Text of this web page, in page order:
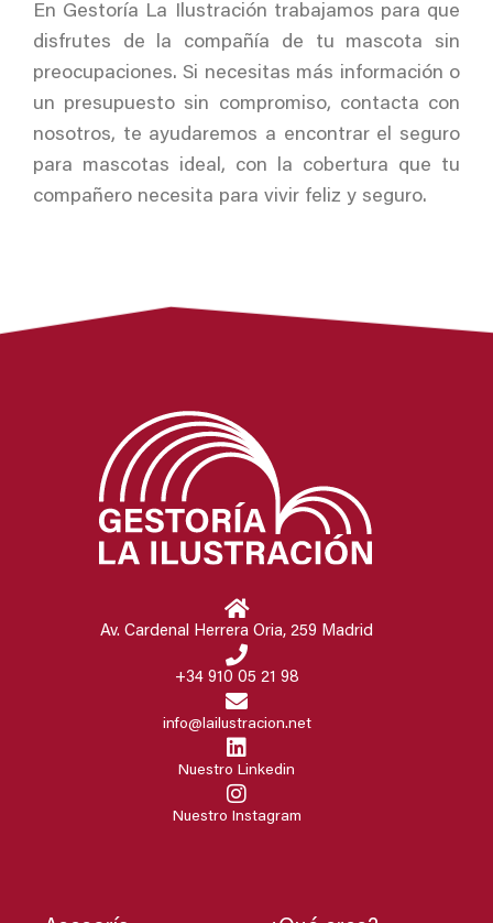
En Gestoría La Ilustración trabajamos para que
disfrutes de la compañía de tu mascota sin
preocupaciones. Si necesitas más información o
un presupuesto sin compromiso, contacta con
nosotros, te ayudaremos a encontrar el seguro
para mascotas ideal, con la cobertura que tu
compañero necesita para vivir feliz y seguro.
Av. Cardenal Herrera Oria, 259 Madrid
+34 910 05 21 98
info@lailustracion.net
Nuestro Linkedin
Nuestro Instagram